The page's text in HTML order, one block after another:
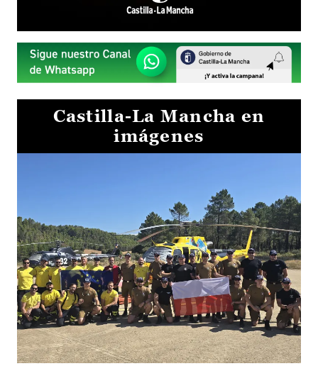
Castilla-La Mancha en
imágenes